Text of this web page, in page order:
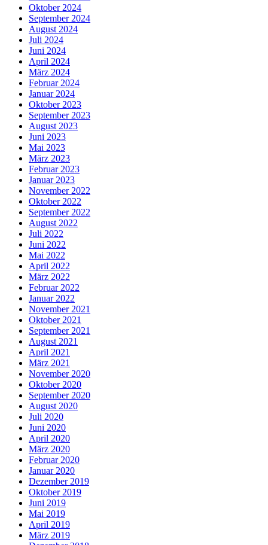
Oktober 2024
September 2024
August 2024
Juli 2024
Juni 2024
April 2024
März 2024
Februar 2024
Januar 2024
Oktober 2023
September 2023
August 2023
Juni 2023
Mai 2023
März 2023
Februar 2023
Januar 2023
November 2022
Oktober 2022
September 2022
August 2022
Juli 2022
Juni 2022
Mai 2022
April 2022
März 2022
Februar 2022
Januar 2022
November 2021
Oktober 2021
September 2021
August 2021
April 2021
März 2021
November 2020
Oktober 2020
September 2020
August 2020
Juli 2020
Juni 2020
April 2020
März 2020
Februar 2020
Januar 2020
Dezember 2019
Oktober 2019
Juni 2019
Mai 2019
April 2019
März 2019